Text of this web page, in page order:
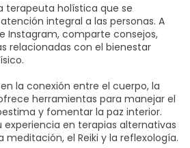
terapeuta holística que se
integral a las personas. A
Instagram, comparte consejos,
relacionadas con el bienestar
la conexión entre el cuerpo, la
herramientas para manejar el
y fomentar la paz interior.
en terapias alternativas
el Reiki y la reflexología.